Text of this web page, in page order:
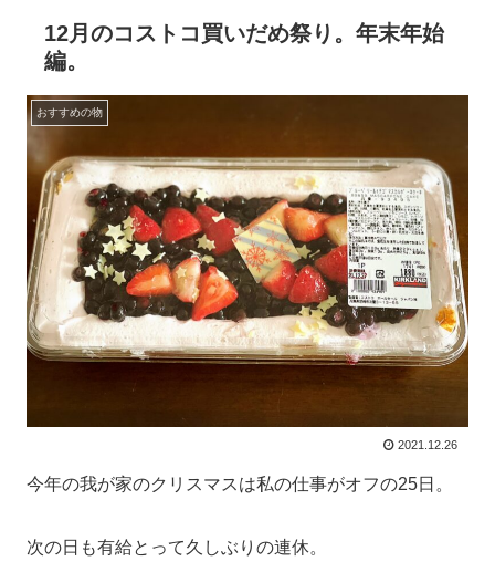
12月のコストコ買いだめ祭り。年末年始
編。
おすすめの物
2021.12.26
今年の我が家のクリスマスは私の仕事がオフの25日。
次の日も有給とって久しぶりの連休。